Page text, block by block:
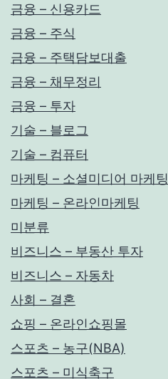
금융 – 신용카드
금융 – 주식
금융 – 주택담보대출
금융 – 채무정리
금융 – 투자
기술 – 블로그
기술 – 컴퓨터
마케팅 – 소셜미디어 마케팅
마케팅 – 온라인마케팅
미분류
비즈니스 – 부동산 투자
비즈니스 – 자동차
사회 – 결혼
쇼핑 – 온라인쇼핑몰
스포츠 – 농구(NBA)
스포츠 – 미식축구